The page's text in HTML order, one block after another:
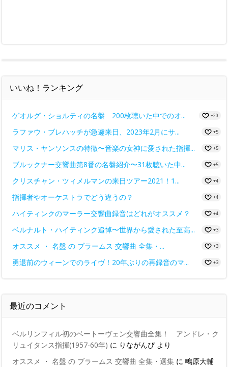
いいね！ランキング
ゲオルグ・ショルティの名盤 200枚聴いた中でのオ... +20
ラファウ・ブレハッチが急遽来日、2023年2月にサ... +5
マリス・ヤンソンスの特徴〜音楽の女神に愛された指揮... +5
ブルックナー交響曲第8番の名盤紹介〜31枚聴いた中... +5
クリスチャン・ツィメルマンの来日ツアー2021！1... +4
指揮者やオーケストラでどう違うの？ +4
ハイティンクのマーラー交響曲録音はどれがオススメ？ +4
ベルナルト・ハイティンク追悼〜世界から愛された至高... +3
オススメ ・ 名盤 の ブラームス 交響曲 全集・... +3
勇退前のウィーンでのライヴ！20年ぶりの再録音のマ... +3
最近のコメント
ベルリンフィル初のベートーヴェン交響曲全集！ アンドレ・ク
リュイタンス指揮(1957-60年) に りながんぴより
オススメ ・ 名盤 の ブラームス 交響曲 全集・選集 に 鴫原大輔